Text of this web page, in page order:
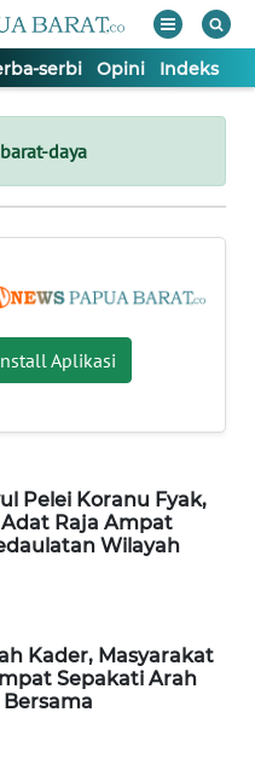
serbi Opini Indeks
daya
Aplikasi
Pelei Koranu Fyak,
Raja Ampat
Wilayah
Kader, Masyarakat
Sepakati Arah